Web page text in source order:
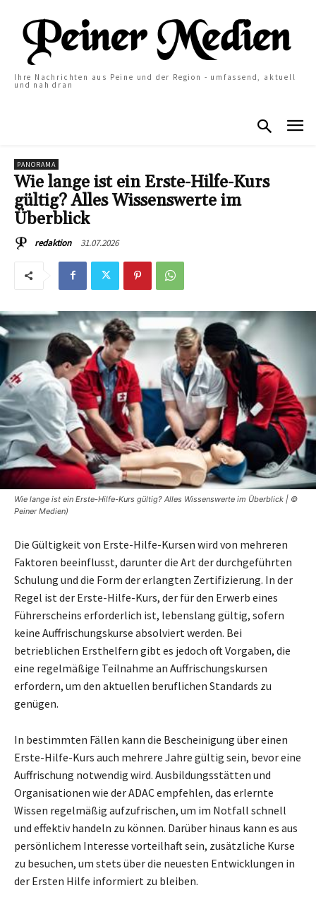
Ihre Nachrichten aus Peine und der Region - umfassend, aktuell
und nah dran
PANORAMA
Wie lange ist ein Erste-Hilfe-Kurs
gültig? Alles Wissenswerte im
Überblick
redaktion 31.07.2026
Wie lange ist ein Erste-Hilfe-Kurs gültig? Alles Wissenswerte im Überblick | ©
Peiner Medien)
Die Gültigkeit von Erste-Hilfe-Kursen wird von mehreren
Faktoren beeinflusst, darunter die Art der durchgeführten
Schulung und die Form der erlangten Zertifizierung. In der
Regel ist der Erste-Hilfe-Kurs, der für den Erwerb eines
Führerscheins erforderlich ist, lebenslang gültig, sofern
keine Auffrischungskurse absolviert werden. Bei
betrieblichen Ersthelfern gibt es jedoch oft Vorgaben, die
eine regelmäßige Teilnahme an Auffrischungskursen
erfordern, um den aktuellen beruflichen Standards zu
genügen.
In bestimmten Fällen kann die Bescheinigung über einen
Erste-Hilfe-Kurs auch mehrere Jahre gültig sein, bevor eine
Auffrischung notwendig wird. Ausbildungsstätten und
Organisationen wie der ADAC empfehlen, das erlernte
Wissen regelmäßig aufzufrischen, um im Notfall schnell
und effektiv handeln zu können. Darüber hinaus kann es aus
persönlichem Interesse vorteilhaft sein, zusätzliche Kurse
zu besuchen, um stets über die neuesten Entwicklungen in
der Ersten Hilfe informiert zu bleiben.